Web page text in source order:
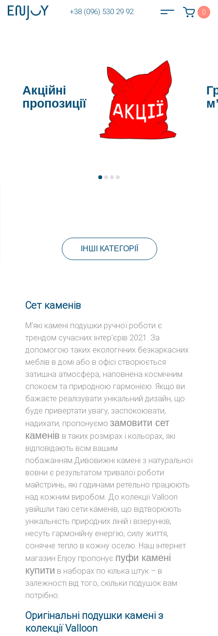
+38 (096) 530 29 92 0
Акційні
пропозиції
ІНШІ КАТЕГОРІЇ
Сет каменів
М’які камені подушки ручної роботи є
трендом сучасних інтер’єрів 2021. За
допомогою таких екологічних безкаркасних
меблів в домі або в офісі створюється
затишна атмосфера, наповнена космічним
спокоєм та природною гармонією. Якщо ви
бажаєте реалізувати унікальний дизайн, що
буде привертати увагу, заспокоювати,
надихати, пропонуємо замовити сет
каменів в таких розмірах і кольорах, які
відповідають всім вашим
побажанням.Дивовижні камені з натуральної
вовни є результатом тривалої роботи
майстринь, які годинами ретельно працюють
над кожним виробом. До колекції Valloon
увійшли такі сети каменів, що відтворюють
унікальність природних ліній і візерунків,
несуть гармонійну енергію, силу життя,
сонячне тепло в кожну оселю. Наш інтернет
магазин Enjoy пропонує пуфи камені
купити в наборах по кілька штук – в
залежності від того, скільки подушок вам
потрібно.
Оригінальні подушки камені з
колекції Valloon